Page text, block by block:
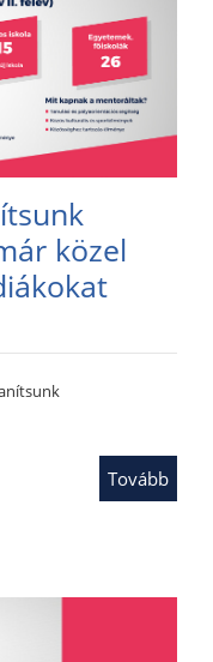
közel
Tovább